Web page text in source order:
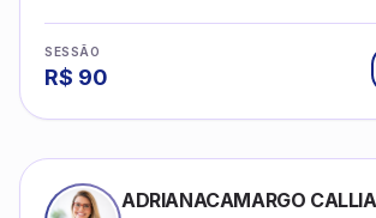
SESSÃO
R$ 90
ADRIANACAMARGO